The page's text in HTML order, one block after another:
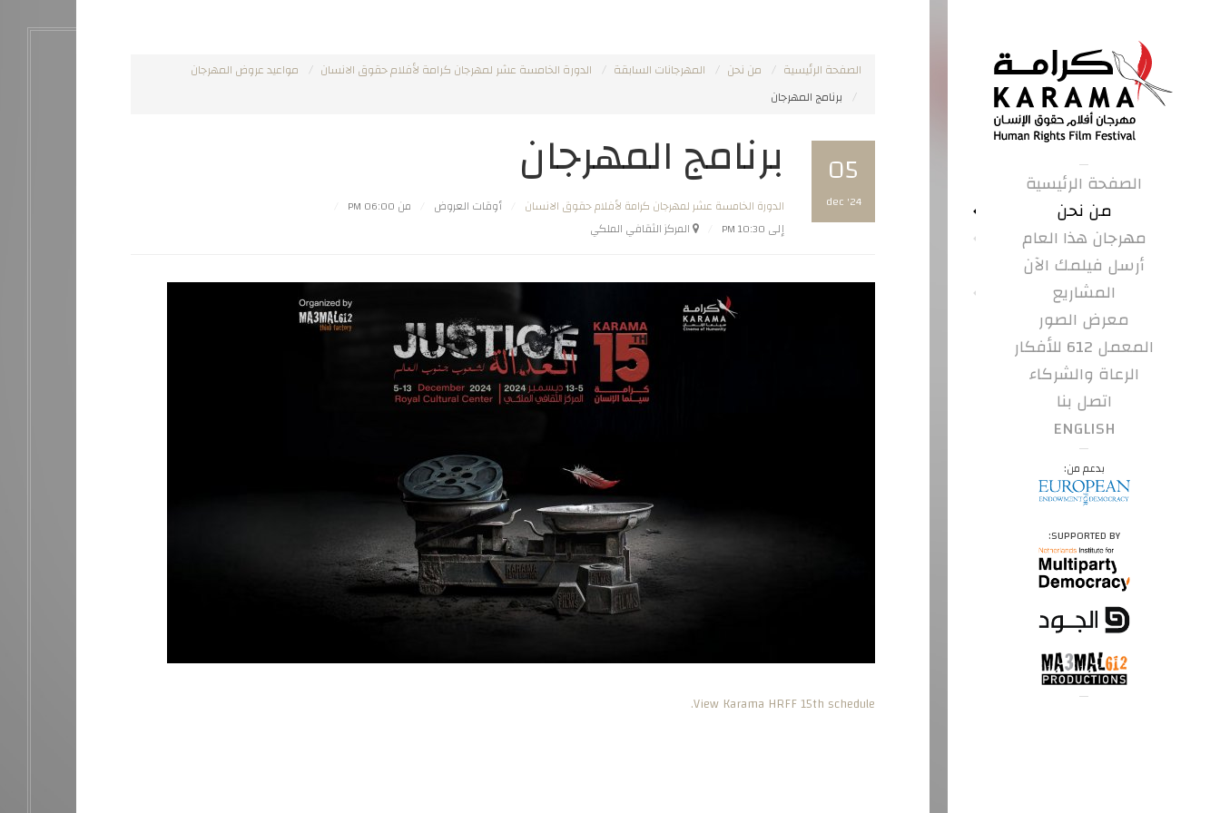
الصفحة الرئيسية
من نحن
مهرجان هذا العام
أرسل فيلمك الآن
المشاريع
معرض الصور
المعمل 612 للأفكار
الرعاة والشركاء
اتصل بنا
ENGLISH
بدعم من:
SUPPORTED BY:
الصفحة الرئيسية من نحن المهرجانات السابقة الدورة الخامسة عشر لمهرجان كرامة لأفلام حقوق الانسان
مواعيد عروض المهرجان
برنامج المهرجان
05
dec '24
برنامج المهرجان
الدورة الخامسة عشر لمهرجان كرامة لأفلام حقوق الانسان أوقات العروض
من 06:00 PM
إلى 10:30 PM
المركز الثقافي الملكي
View Karama HRFF 15th schedule.